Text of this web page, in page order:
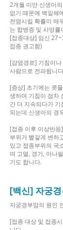
2개월 미만 신생아
없기 때문에 백일해
전염시킬 확률이 매
는 합병증 및 사망
[접종대상] 임신
접종 권고함)
[감염경로] 기침이
사람으로 전파됩니
[증상] 초기에는 콧
생하며 기침이 점차
간 더 지속되다가
되는데 신생아의 경
[접종 이후 이상반
부위가 빨갛게 변하
있고 접종부위의 국
며 고열, 경기, 아나
기도 합니다.
[백신] 자궁
자궁경부암의 원인
[접종 대상 및 접종